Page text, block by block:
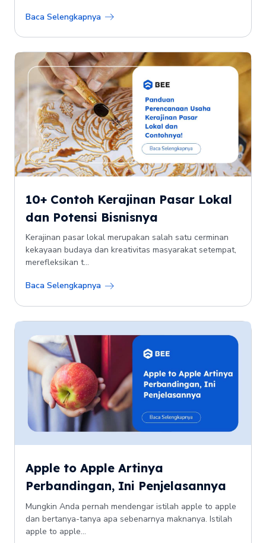
Baca Selengkapnya
10+ Contoh Kerajinan Pasar Lokal
dan Potensi Bisnisnya
Kerajinan pasar lokal merupakan salah satu cerminan
kekayaan budaya dan kreativitas masyarakat setempat,
merefleksikan t...
Baca Selengkapnya
Apple to Apple Artinya
Perbandingan, Ini Penjelasannya
Mungkin Anda pernah mendengar istilah apple to apple
dan bertanya-tanya apa sebenarnya maknanya. Istilah
apple to apple...